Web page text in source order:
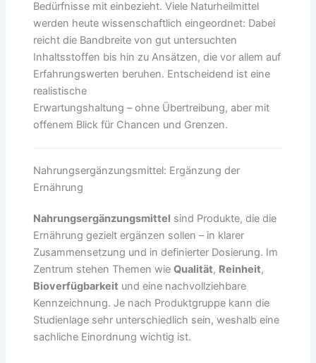
Bedürfnisse mit einbezieht. Viele Naturheilmittel
werden heute wissenschaftlich eingeordnet: Dabei
reicht die Bandbreite von gut untersuchten
Inhaltsstoffen bis hin zu Ansätzen, die vor allem auf
Erfahrungswerten beruhen. Entscheidend ist eine
realistische
Erwartungshaltung – ohne Übertreibung, aber mit
offenem Blick für Chancen und Grenzen.
Nahrungsergänzungsmittel: Ergänzung der
Ernährung
Nahrungsergänzungsmittel sind Produkte, die die
Ernährung gezielt ergänzen sollen – in klarer
Zusammensetzung und in definierter Dosierung. Im
Zentrum stehen Themen wieQualität, Reinheit,
Bioverfügbarkeit und eine nachvollziehbare
Kennzeichnung. Je nach Produktgruppe kann die
Studienlage sehr unterschiedlich sein, weshalb eine
sachliche Einordnung wichtig ist.